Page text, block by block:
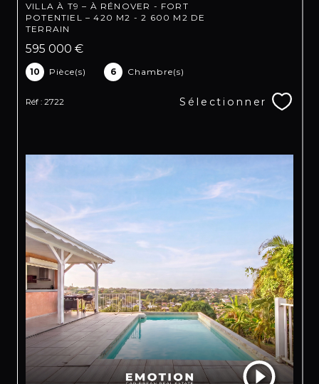
VILLA À T9 – À RÉNOVER - FORT
POTENTIEL – 420 M2 - 2 600 M2 DE
TERRAIN
595 000 €
10 Pièce(s) 6 Chambre(s)
Réf : 2722 Sélectionner